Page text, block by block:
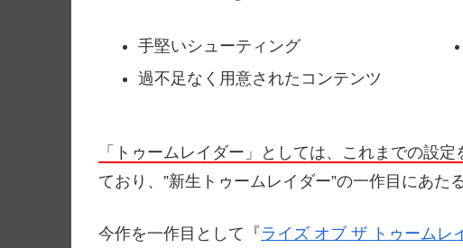
手堅いシューティング
過不足なく用意されたコンテンツ
「トゥームレイダー」としては、これまでの設
ており、”新生トゥームレイダー”の一作目にあたる
今作を一作目として『 ライズ オブ ザ トゥームレ